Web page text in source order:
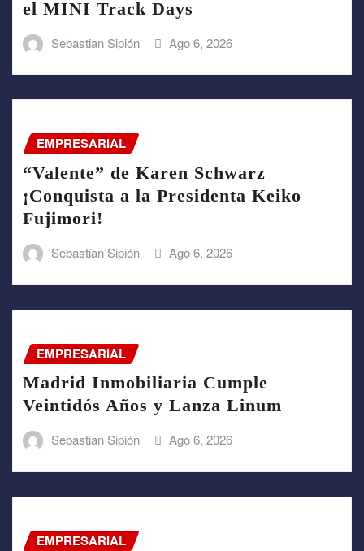
el MINI Track Days
Sebastian Sipión Ago 6, 2026
EMPRESARIAL
“Valente” de Karen Schwarz
¡Conquista a la Presidenta Keiko
Fujimori!
Sebastian Sipión Ago 6, 2026
EMPRESARIAL
Madrid Inmobiliaria Cumple
Veintidós Años y Lanza Linum
Sebastian Sipión Ago 6, 2026
EMPRESARIAL